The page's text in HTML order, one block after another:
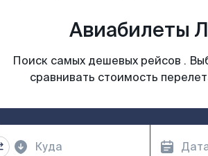
Авиабилеты
Поиск самых дешевых рейсов .
сравнивать стоимость